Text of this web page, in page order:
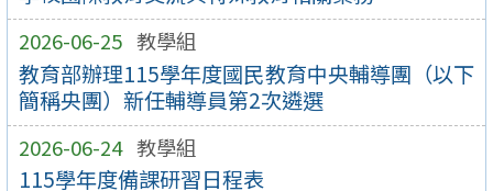
2026-06-25 教學組
教育部辦理115學年度國民教育中央輔導團（以下
簡稱央團）新任輔導員第2次遴選
2026-06-24 教學組
115學年度備課研習日程表